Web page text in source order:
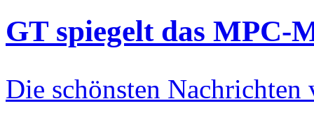
GT spiegelt das MPC-
Die schönsten Nachrichten